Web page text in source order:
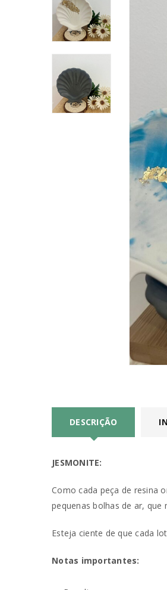
Nome
Senha
DESCRIÇÃO
JESMONITE:
Como cada peça de resina
pequenas bolhas de ar, que
Esteja ciente de que cada
Notas importantes: